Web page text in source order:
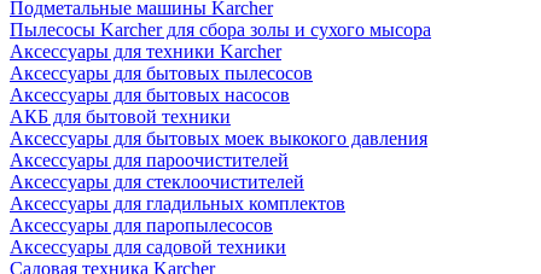
Подметальные машины Karcher
Пылесосы Karcher для сбора золы и сухого мысора
Аксессуары для техники Karcher
Аксессуары для бытовых пылесосов
Аксессуары для бытовых насосов
АКБ для бытовой техники
Аксессуары для бытовых моек выкокого давления
Аксессуары для пароочистителей
Аксессуары для стеклоочистителей
Аксессуары для гладильных комплектов
Аксессуары для паропылесосов
Аксессуары для садовой техники
Садовая техника Karcher